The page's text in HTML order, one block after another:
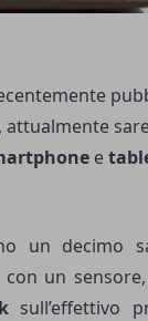
, attualmente
e
un decimo
un
sull’effettivo